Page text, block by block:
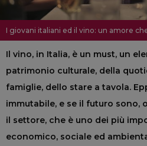
I giovani italiani ed il vino: un amore
Il vino, in Italia, è un must, un
patrimonio culturale, della
famiglie, dello stare a tavola.
immutabile, e se il futuro sono,
il settore, che è uno dei più
economico, sociale ed